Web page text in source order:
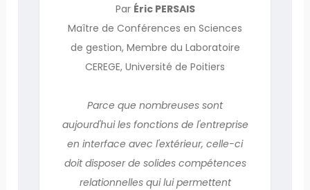
Par Éric PERSAIS
Maître de Conférences en Sciences
de gestion, Membre du Laboratoire
CEREGE, Université de Poitiers
Parce que nombreuses sont
aujourd'hui les fonctions de l'entreprise
en interface avec l'extérieur, celle-ci
doit disposer de solides compétences
relationnelles qui lui permettent